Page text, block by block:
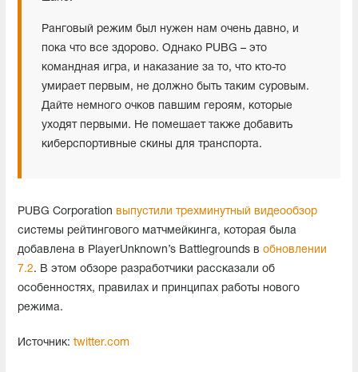
Ранговый режим был нужен нам очень давно, и
пока что все здорово. Однако PUBG – это
командная игра, и наказание за то, что кто-то
умирает первым, не должно быть таким суровым.
Дайте немного очков павшим героям, которые
уходят первыми. Не помешает также добавить
киберспортивные скины для транспорта.
PUBG Corporation выпустили трехминутный видеообзор
системы рейтингового матчмейкинга, которая была
добавлена в PlayerUnknown’s Battlegrounds в обновлении
7.2. В этом обзоре разработчики рассказали об
особенностях, правилах и принципах работы нового
режима.
Источник: twitter.com